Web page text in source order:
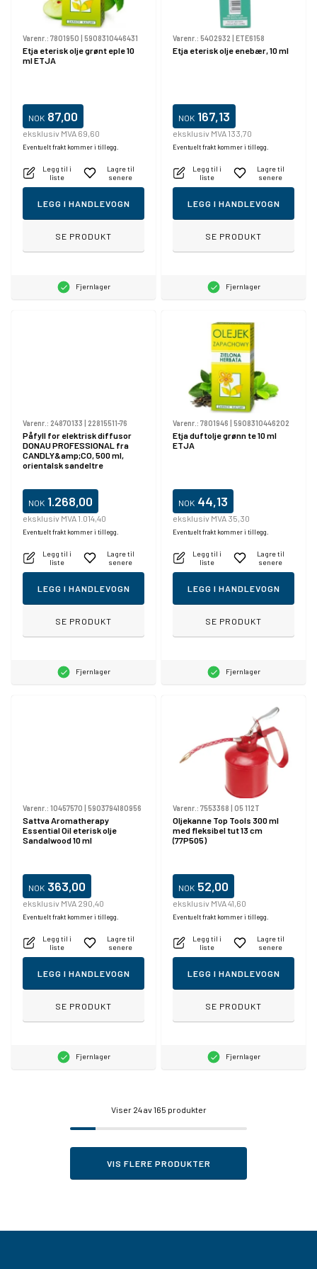
Varenr.: 7801950 5908310446431
Etja eterisk olje grønt eple 10
ml ETJA
NOK 87,00
eksklusiv MVA 69,60
Eventuelt frakt kommer i tillegg.
Legg til i
liste
Lagre til
senere
LEGG I HANDLEVOGN
SE PRODUKT
Fjernlager
Varenr.: 5402932 ETE6158
Etja eterisk olje enebær, 10 ml
NOK 167,13
eksklusiv MVA 133,70
Eventuelt frakt kommer i tillegg.
Legg til i
liste
Lagre til
senere
LEGG I HANDLEVOGN
SE PRODUKT
Fjernlager
Varenr.: 24870133 | 22815511-76
Påfyll for elektrisk diffusor
DONAU PROFESSIONAL fra
CANDLY&amp;CO, 500 ml,
orientalsk sandeltre
NOK 1.268,00
eksklusiv MVA 1.014,40
Eventuelt frakt kommer i tillegg.
Legg til i
liste
Lagre til
senere
LEGG I HANDLEVOGN
SE PRODUKT
Fjernlager
Varenr.: 7801946 | 5908310446202
Etja duftolje grønn te 10 ml
ETJA
NOK 44,13
eksklusiv MVA 35,30
Eventuelt frakt kommer i tillegg.
Legg til i
liste
Lagre til
senere
LEGG I HANDLEVOGN
SE PRODUKT
Fjernlager
Varenr.: 10457570 | 5903794180956
Sattva Aromatherapy
Essential Oil eterisk olje
Sandalwood 10 ml
NOK 363,00
eksklusiv MVA 290,40
Eventuelt frakt kommer i tillegg.
Legg til i
liste
Lagre til
senere
LEGG I HANDLEVOGN
SE PRODUKT
Fjernlager
Varenr.: 7553368 | 05 112T
Oljekanne Top Tools 300 ml
med fleksibel tut 13 cm
(77P505)
NOK 52,00
eksklusiv MVA 41,60
Eventuelt frakt kommer i tillegg.
Legg til i
liste
Lagre til
senere
LEGG I HANDLEVOGN
SE PRODUKT
Fjernlager
Viser 24av 165 produkter
VIS FLERE PRODUKTER